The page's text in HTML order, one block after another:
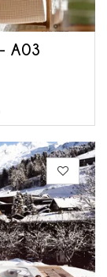
- A03